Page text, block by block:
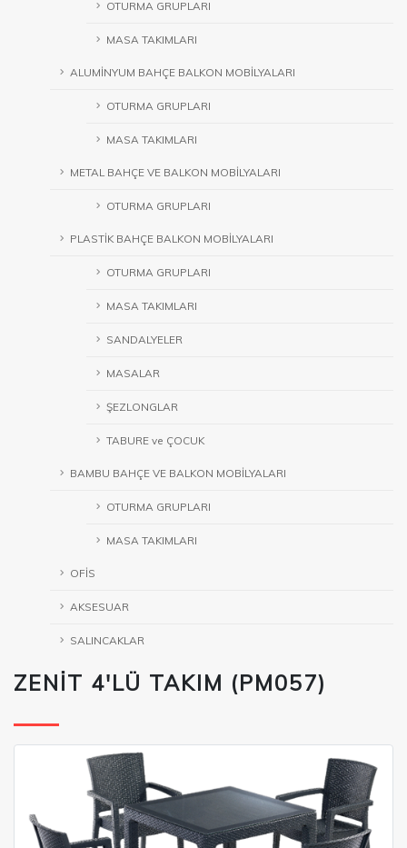
OTURMA GRUPLARI
MASA TAKIMLARI
ALUMİNYUM BAHÇE BALKON MOBİLYALARI
OTURMA GRUPLARI
MASA TAKIMLARI
METAL BAHÇE VE BALKON MOBİLYALARI
OTURMA GRUPLARI
PLASTİK BAHÇE BALKON MOBİLYALARI
OTURMA GRUPLARI
MASA TAKIMLARI
SANDALYELER
MASALAR
ŞEZLONGLAR
TABURE ve ÇOCUK
BAMBU BAHÇE VE BALKON MOBİLYALARI
OTURMA GRUPLARI
MASA TAKIMLARI
OFİS
AKSESUAR
SALINCAKLAR
ZENİT 4'LÜ TAKIM (PM057)